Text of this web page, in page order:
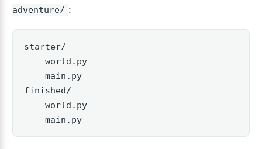
adventure/ :
starter/
    world.py
    main.py
finished/
    world.py
    main.py